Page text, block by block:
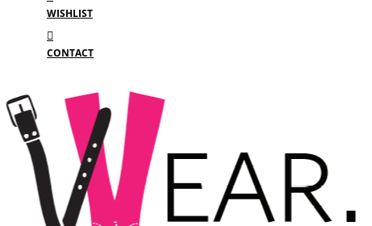
WISHLIST
CONTACT
Meniu
MENIU
Categorii
Branduri